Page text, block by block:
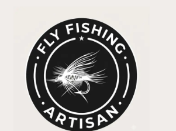
/ Productos etiquetados “Equipo